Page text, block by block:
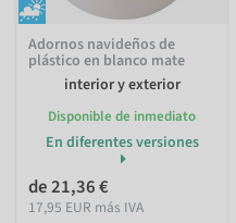
Adornos navideños de
plástico en blanco mate
interior y exterior
Disponible de inmediato
En diferentes versiones
de 21,36 €
17,95 EUR más IVA